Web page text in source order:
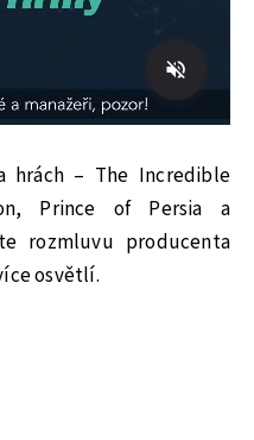
hrách – The Incredible
Prince of Persia a
rozmluvu producenta
osvětlí.